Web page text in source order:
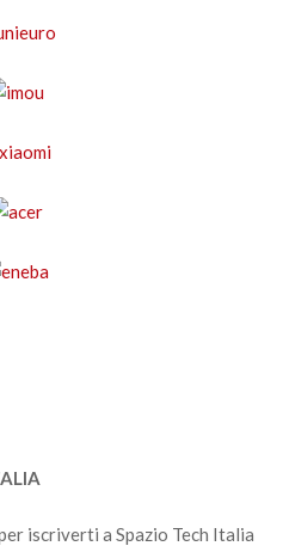
iscriverti a Spazio Tech Italia